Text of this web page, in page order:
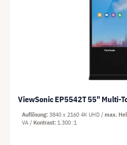
ViewSonic EP5542T 55" Multi-
Auflösung 3840 x 2160 4K UHD max.
VA
Kontrast 1.300 :1